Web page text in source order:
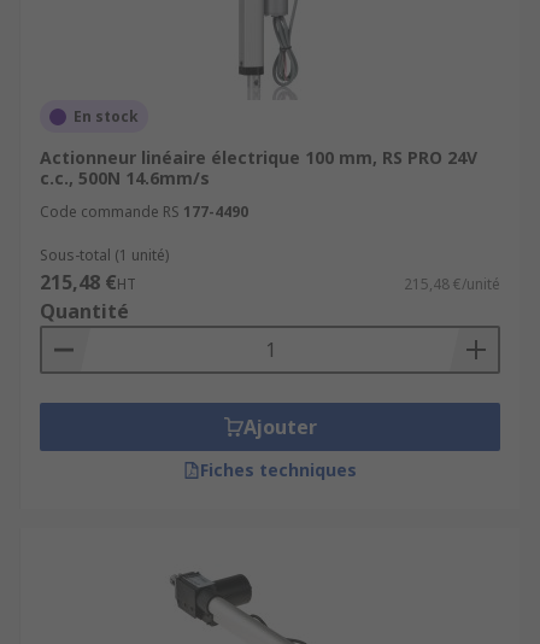
En stock
Actionneur linéaire électrique 100 mm, RS PRO 24V
c.c., 500N 14.6mm/s
Code commande RS 177-4490
Sous-total (1 unité)
215,48 €HT 215,48 €/unité
Quantité
Ajouter
Fiches techniques